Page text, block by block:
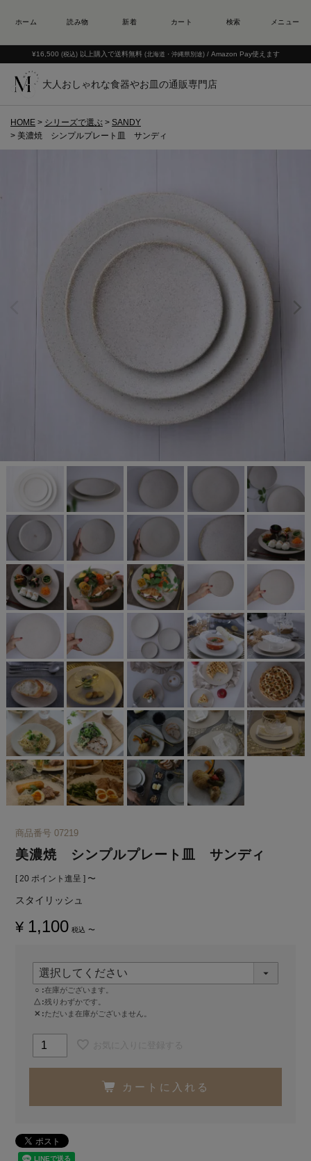
¥16,500 (税込) 以上購入で送料無料 (北海道・沖縄県別途) / Amazon Pay使えます
大人おしゃれな食器やお皿の通販専門店
HOME シリーズで選ぶ
SANDY
美濃焼 シンプルプレート皿 サンディ
商品番号 07219
美濃焼 シンプルプレート皿 サンディ
[ 20 ポイント進呈 ] 〜
スタイリッシュ
¥ 1,100 税込 〜
○
在庫がございます。
△ 残りわずかです。
✕
ただいま在庫がございません。
カートに入れる